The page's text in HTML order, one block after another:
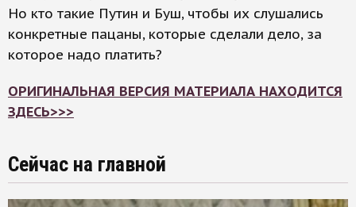
Но кто такие Путин и Буш, чтобы их слушались
конкретные пацаны, которые сделали дело, за
которое надо платить?
ОРИГИНАЛЬНАЯ ВЕРСИЯ МАТЕРИАЛА НАХОДИТСЯ
ЗДЕСЬ>>>
Сейчас на главной